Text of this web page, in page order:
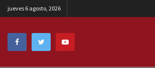
jueves 6 agosto, 2026